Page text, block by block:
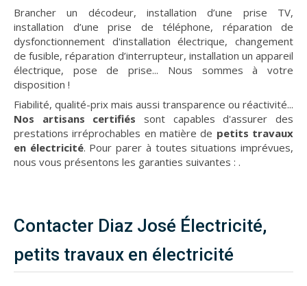
Brancher un décodeur, installation d’une prise TV,
installation d’une prise de téléphone, réparation de
dysfonctionnement d'installation électrique, changement
de fusible, réparation d’interrupteur, installation un appareil
électrique, pose de prise... Nous sommes à votre
disposition !
Fiabilité, qualité-prix mais aussi transparence ou réactivité...
Nos artisans certifiés sont capables d'assurer des
prestations irréprochables en matière de petits travaux
en électricité. Pour parer à toutes situations imprévues,
nous vous présentons les garanties suivantes : .
Contacter Diaz José Électricité,
petits travaux en électricité